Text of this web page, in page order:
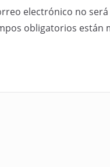
electrónico no será
obligatorios están